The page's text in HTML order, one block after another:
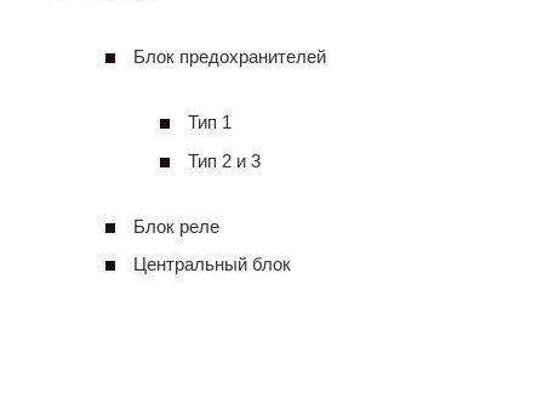
Блок предохранителей
Тип 1
Тип 2 и 3
Блок реле
Центральный блок